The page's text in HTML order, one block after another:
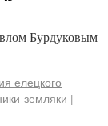
Бурдуковым
елецкого
земляки |